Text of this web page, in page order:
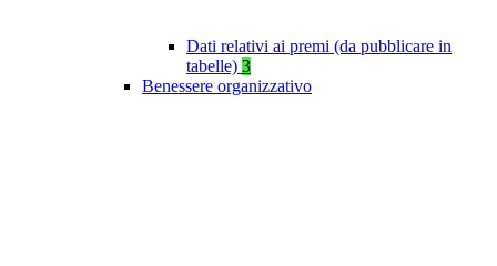
Dati relativi ai premi (da pubblicare in
tabelle) 3
Benessere organizzativo